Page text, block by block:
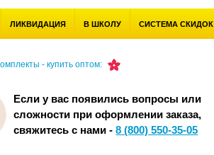
ЛИКВИДАЦИЯ В ШКОЛУ СИСТЕМА СКИДОК
- купить оптом:
Если у вас появились вопросы или
сложности при оформлении заказа,
свяжитесь с нами -8 (800) 550-35-05